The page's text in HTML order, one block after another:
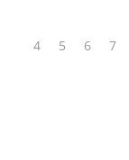
4 5 6 7